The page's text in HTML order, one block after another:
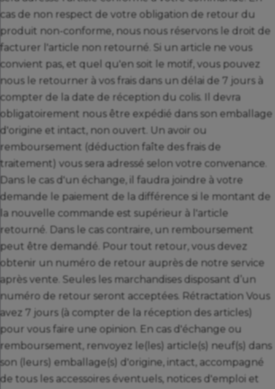
cas de non respect de votre obligation de retour du
produit non-conforme, nous nous réservons le droit de
facturer l'article non retourné. Si un article ne vous
convient pas, et quel qu'en soit le motif, vous pouvez
nous le retourner à vos frais dans un délai de 7 jours à
compter de la date de réception du colis. Il devra
obligatoirement nous être expédié dans son emballage
d'origine et intact, non ouvert. Un avoir ou
remboursement (déduction faîte des frais de
traitement) vous sera adressé selon votre convenance.
Dans le cas d'un échange, il faudra joindre à votre
demande le paiement de la différence si le montant de
la nouvelle commande est supérieur à l'article
retourné. Dans le cas contraire, un remboursement
peut être demandé. Pour tout retour, vous devez
obtenir un numéro de retour auprès de notre service
après vente. Seules les marchandises disposant d’un
numéro de retour seront acceptées. Rétractation Vous
avez 7 jours (à compter de la réception des articles)
pour vous faire une opinion. En cas d'échange ou
remboursement, renvoyez le(les) article(s) neuf(s) dans
son (leurs) emballage(s) d'origine, intact, accompagné
de tous les accessoires éventuels, notices d'emploi et